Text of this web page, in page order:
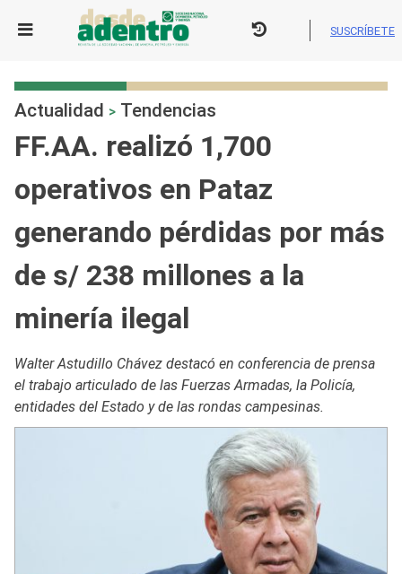
SUSCRÍBETE
Actualidad > Tendencias
FF.AA. realizó 1,700
operativos en Pataz
generando pérdidas por más
de s/ 238 millones a la
minería ilegal
Walter Astudillo Chávez destacó en conferencia de prensa
el trabajo articulado de las Fuerzas Armadas, la Policía,
entidades del Estado y de las rondas campesinas.